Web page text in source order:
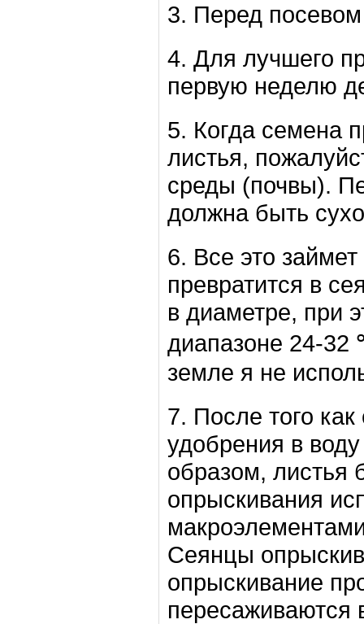
3. Перед
4. Для лучшего
первую неделю
5. Когда семена
листья,
среды (почвы).
должна быть
6. Все это
превратится в
в диаметре, при
диапазоне 24-32
земле я не
7. После того
удобрения в
образом, листья
опрыскивания
Сеянцы
опрыскивание
пересаживаются